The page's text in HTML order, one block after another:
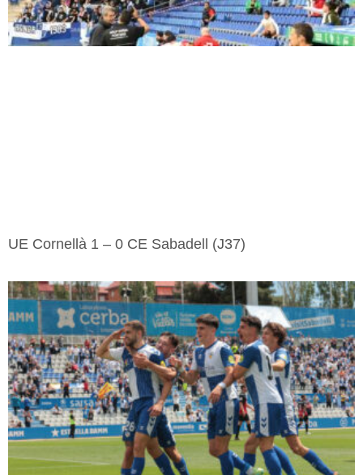
UE Cornellà 1 – 0 CE Sabadell (J37)